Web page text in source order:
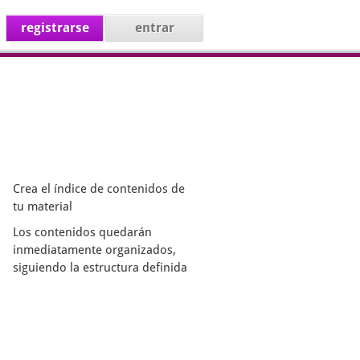
registrarse entrar
Crea el índice de contenidos de
tu material
Los contenidos quedarán
inmediatamente organizados,
siguiendo la estructura definida